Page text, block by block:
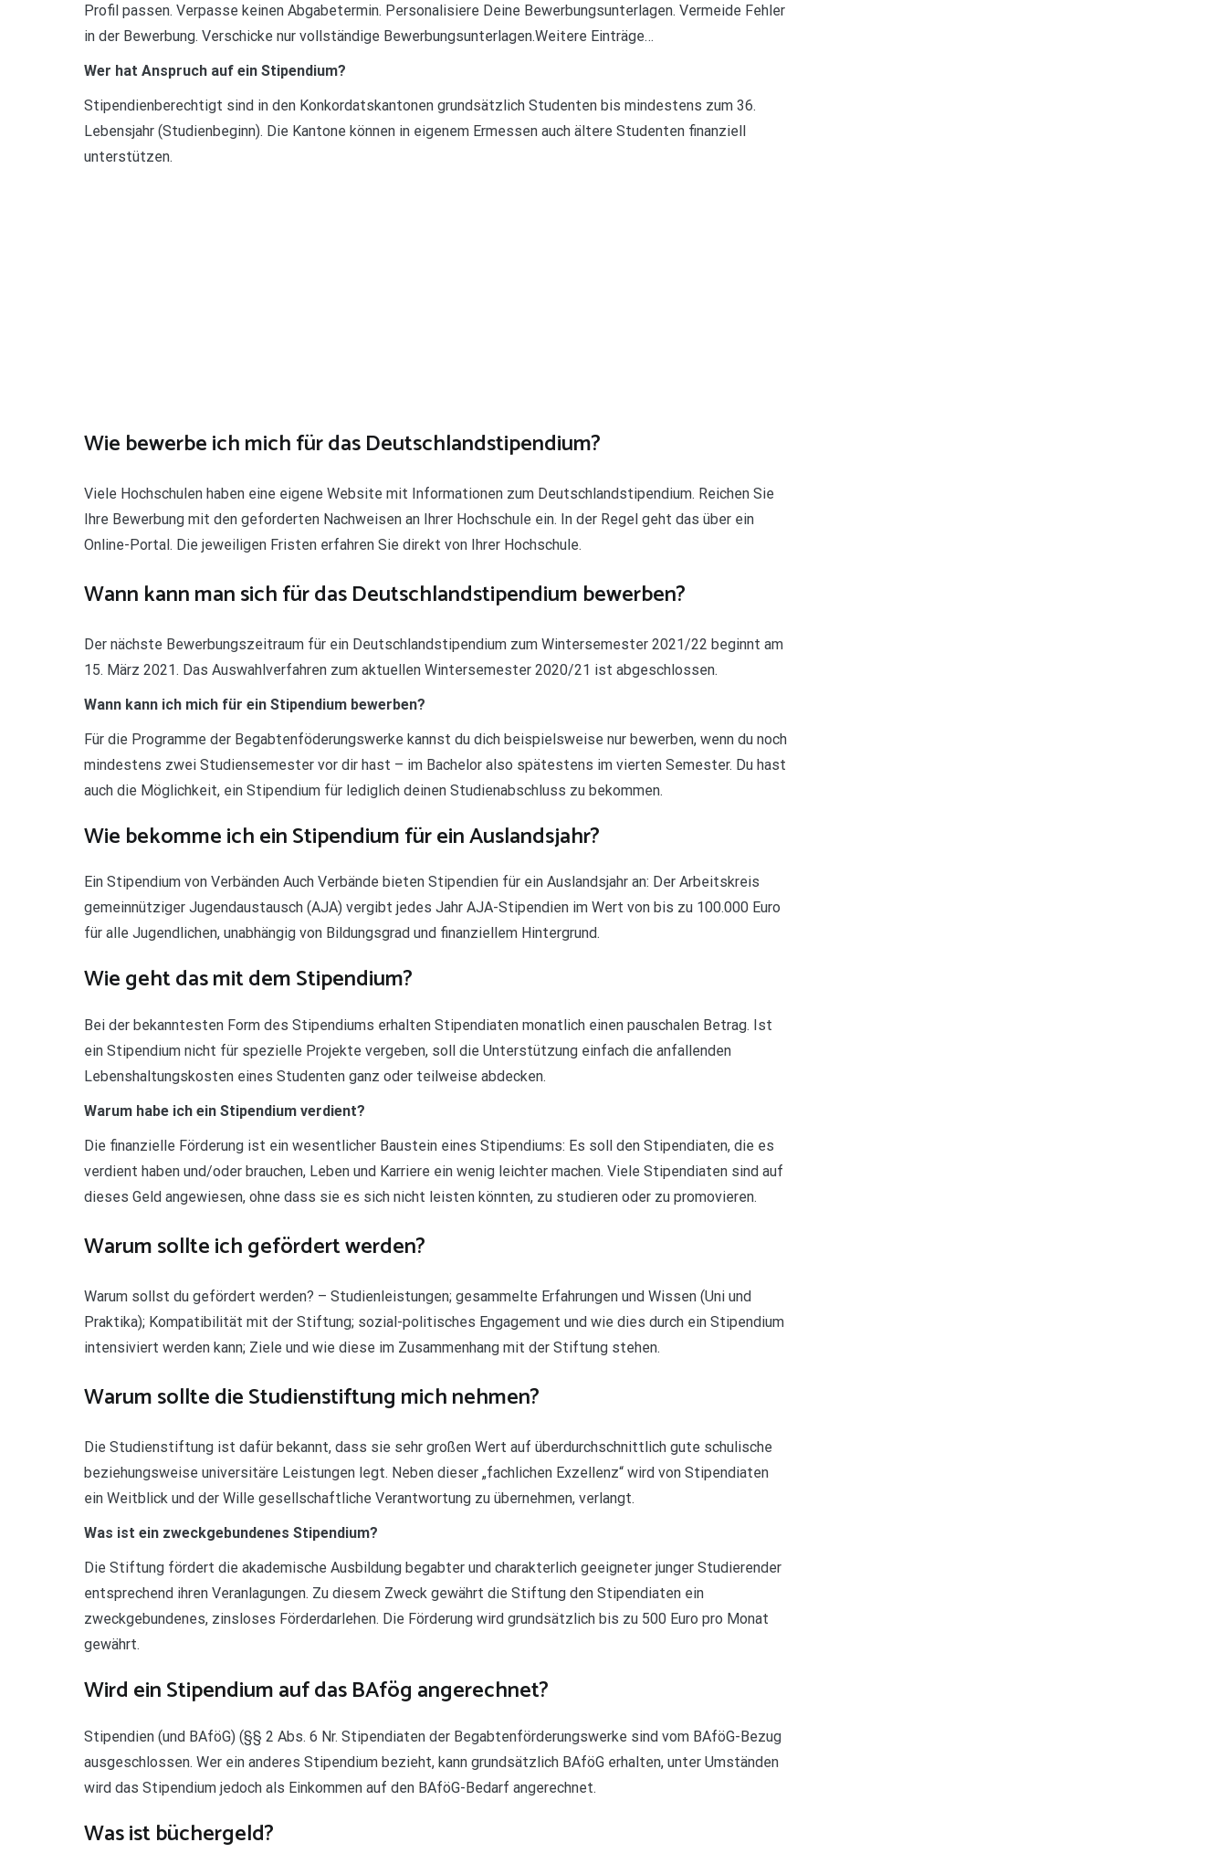
Profil passen. Verpasse keinen Abgabetermin. Personalisiere Deine Bewerbungsunterlagen. Vermeide Fehler
in der Bewerbung. Verschicke nur vollständige Bewerbungsunterlagen.Weitere Einträge…
Wer hat Anspruch auf ein Stipendium?
Stipendienberechtigt sind in den Konkordatskantonen grundsätzlich Studenten bis mindestens zum 36.
Lebensjahr (Studienbeginn). Die Kantone können in eigenem Ermessen auch ältere Studenten finanziell
unterstützen.
Wie bewerbe ich mich für das Deutschlandstipendium?
Viele Hochschulen haben eine eigene Website mit Informationen zum Deutschlandstipendium. Reichen Sie
Ihre Bewerbung mit den geforderten Nachweisen an Ihrer Hochschule ein. In der Regel geht das über ein
Online-Portal. Die jeweiligen Fristen erfahren Sie direkt von Ihrer Hochschule.
Wann kann man sich für das Deutschlandstipendium bewerben?
Der nächste Bewerbungszeitraum für ein Deutschlandstipendium zum Wintersemester 2021/22 beginnt am
15. März 2021. Das Auswahlverfahren zum aktuellen Wintersemester 2020/21 ist abgeschlossen.
Wann kann ich mich für ein Stipendium bewerben?
Für die Programme der Begabtenföderungswerke kannst du dich beispielsweise nur bewerben, wenn du noch
mindestens zwei Studiensemester vor dir hast – im Bachelor also spätestens im vierten Semester. Du hast
auch die Möglichkeit, ein Stipendium für lediglich deinen Studienabschluss zu bekommen.
Wie bekomme ich ein Stipendium für ein Auslandsjahr?
Ein Stipendium von Verbänden Auch Verbände bieten Stipendien für ein Auslandsjahr an: Der Arbeitskreis
gemeinnütziger Jugendaustausch (AJA) vergibt jedes Jahr AJA-Stipendien im Wert von bis zu 100.000 Euro
für alle Jugendlichen, unabhängig von Bildungsgrad und finanziellem Hintergrund.
Wie geht das mit dem Stipendium?
Bei der bekanntesten Form des Stipendiums erhalten Stipendiaten monatlich einen pauschalen Betrag. Ist
ein Stipendium nicht für spezielle Projekte vergeben, soll die Unterstützung einfach die anfallenden
Lebenshaltungskosten eines Studenten ganz oder teilweise abdecken.
Warum habe ich ein Stipendium verdient?
Die finanzielle Förderung ist ein wesentlicher Baustein eines Stipendiums: Es soll den Stipendiaten, die es
verdient haben und/oder brauchen, Leben und Karriere ein wenig leichter machen. Viele Stipendiaten sind auf
dieses Geld angewiesen, ohne dass sie es sich nicht leisten könnten, zu studieren oder zu promovieren.
Warum sollte ich gefördert werden?
Warum sollst du gefördert werden? – Studienleistungen; gesammelte Erfahrungen und Wissen (Uni und
Praktika); Kompatibilität mit der Stiftung; sozial-politisches Engagement und wie dies durch ein Stipendium
intensiviert werden kann; Ziele und wie diese im Zusammenhang mit der Stiftung stehen.
Warum sollte die Studienstiftung mich nehmen?
Die Studienstiftung ist dafür bekannt, dass sie sehr großen Wert auf überdurchschnittlich gute schulische
beziehungsweise universitäre Leistungen legt. Neben dieser „fachlichen Exzellenz“ wird von Stipendiaten
ein Weitblick und der Wille gesellschaftliche Verantwortung zu übernehmen, verlangt.
Was ist ein zweckgebundenes Stipendium?
Die Stiftung fördert die akademische Ausbildung begabter und charakterlich geeigneter junger Studierender
entsprechend ihren Veranlagungen. Zu diesem Zweck gewährt die Stiftung den Stipendiaten ein
zweckgebundenes, zinsloses Förderdarlehen. Die Förderung wird grundsätzlich bis zu 500 Euro pro Monat
gewährt.
Wird ein Stipendium auf das BAfög angerechnet?
Stipendien (und BAföG) (§§ 2 Abs. 6 Nr. Stipendiaten der Begabtenförderungswerke sind vom BAföG-Bezug
ausgeschlossen. Wer ein anderes Stipendium bezieht, kann grundsätzlich BAföG erhalten, unter Umständen
wird das Stipendium jedoch als Einkommen auf den BAföG-Bedarf angerechnet.
Was ist büchergeld?